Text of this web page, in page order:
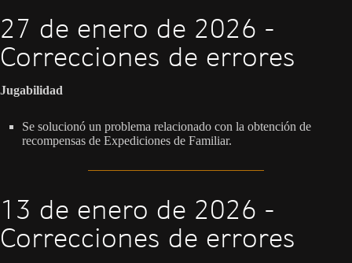
27 de enero de 2026 -
Correcciones de errores
Jugabilidad
Se solucionó un problema relacionado con la obtención de
recompensas de Expediciones de Familiar.
13 de enero de 2026 -
Correcciones de errores